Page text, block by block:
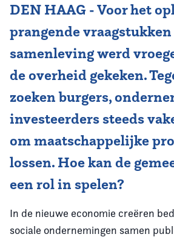
Vereniging
Contact
DEN HAAG - Voor het
prangende
samenleving werd
de overheid gekeken.
zoeken burgers,
investeerders steeds
om maatschappelijke
lossen. Hoe kan de
een rol in spelen?
In de nieuwe economie creëren
sociale ondernemingen samen